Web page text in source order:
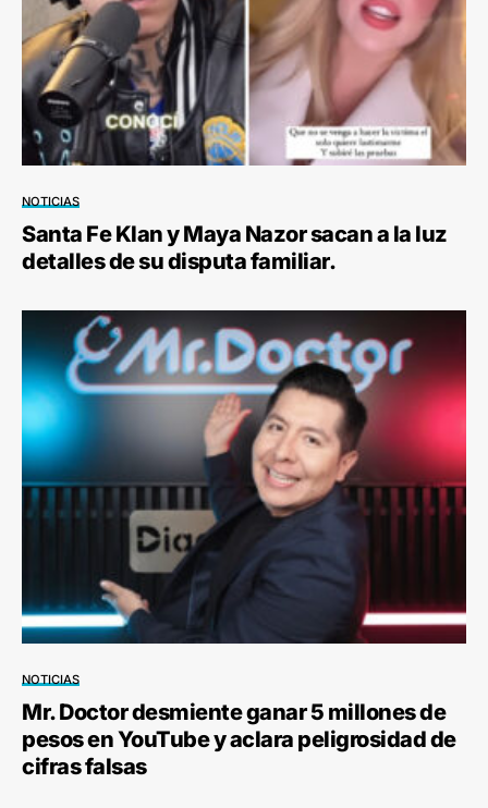
NOTICIAS
Santa Fe Klan y Maya Nazor sacan a la luz
detalles de su disputa familiar.
NOTICIAS
Mr. Doctor desmiente ganar 5 millones de
pesos en YouTube y aclara peligrosidad de
cifras falsas